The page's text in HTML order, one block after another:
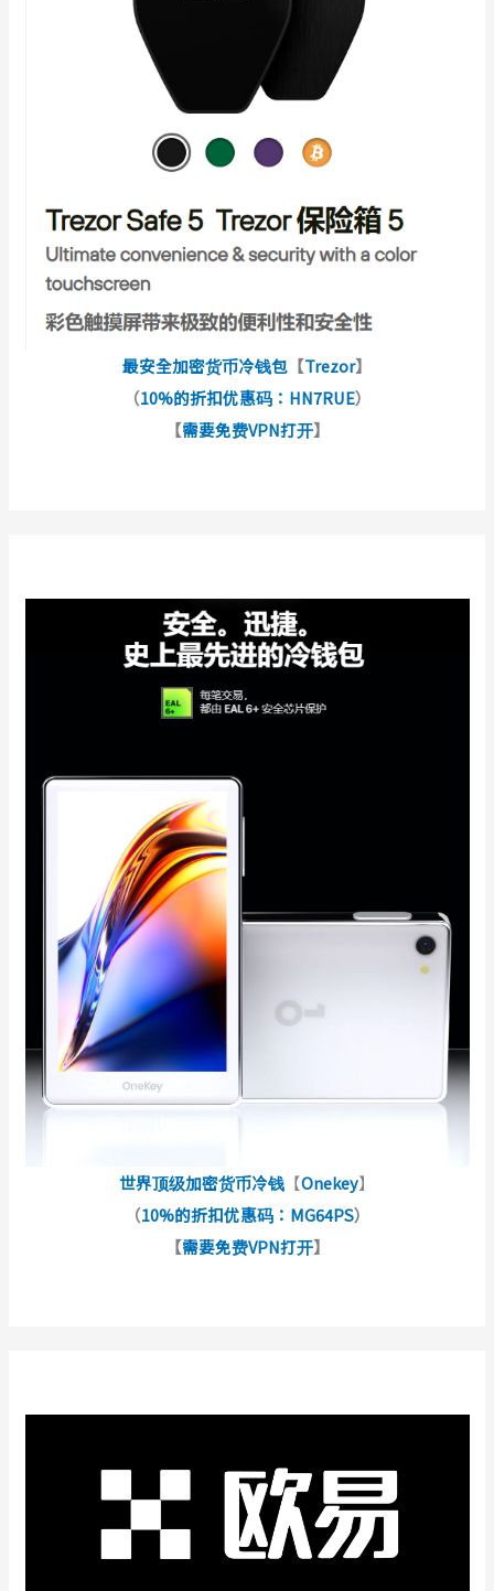
最安全加密货币冷钱包 【Trezor】
（10%的折扣优惠码：HN7RUE）
【需要免费VPN打开】
世界顶级加密货币冷钱 【Onekey】
（10%的折扣优惠码：MG64PS）
【需要免费VPN打开】